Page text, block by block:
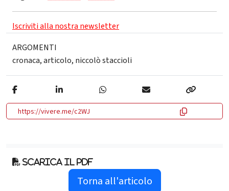
Iscriviti alla nostra newsletter
ARGOMENTI
cronaca,articolo, niccolò staccioli
https://vivere.me/c2WJ
Scarica il pdf
Torna all'articolo